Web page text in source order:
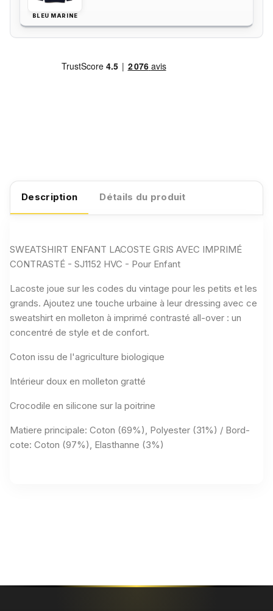
BLEU MARINE
Description Détails du produit
SWEATSHIRT ENFANT LACOSTE GRIS AVEC IMPRIMÉ
CONTRASTÉ - SJ1152 HVC - Pour Enfant
Lacoste joue sur les codes du vintage pour les petits et les
grands. Ajoutez une touche urbaine à leur dressing avec ce
sweatshirt en molleton à imprimé contrasté all-over : un
concentré de style et de confort.
Coton issu de l'agriculture biologique
Intérieur doux en molleton gratté
Crocodile en silicone sur la poitrine
Matiere principale: Coton (69%), Polyester (31%) / Bord-
cote: Coton (97%), Elasthanne (3%)